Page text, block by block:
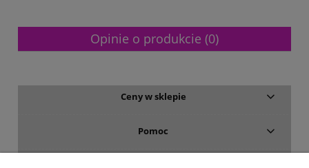
Opinie o produkcie (0)
Ceny w sklepie
Pomoc